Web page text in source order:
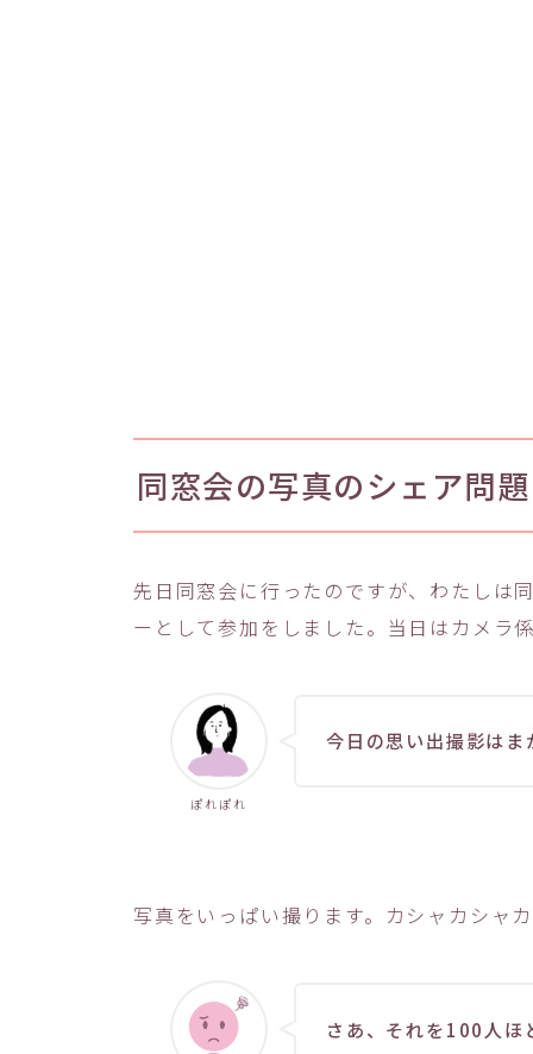
同窓会の写真のシェア問題
先日同窓会に行ったのですが、わたしは
ーとして参加をしました。当日はカメラ
ぽれぽれ
今日の思い出撮影は
写真をいっぱい撮ります。カシャカシャ
さあ、それを100人ほ